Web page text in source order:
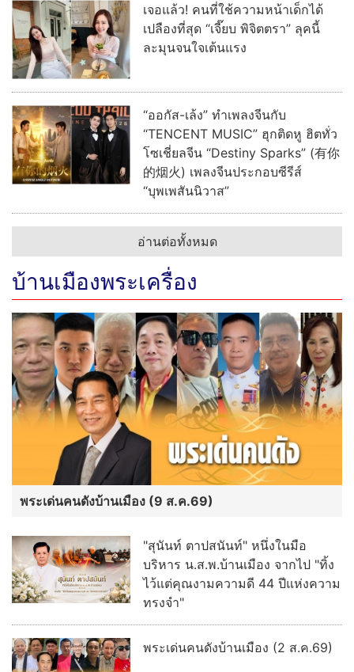
เจอแล้ว! คนที่ใช้ความหน้าเด็กได้
เปลืองที่สุด “เจี๊ยบ พิจิตตรา” ลุคนี้
ละมุนจนใจเต้นแรง
“ออกัส-เล้ง” ทำเพลงจีนกับ
“TENCENT MUSIC” ฮุกติดหู ฮิตทั่ว
โซเชี่ยลจีน “Destiny Sparks” (有你
的烟火) เพลงจีนประกอบซีรีส์
“บุพเพสันนิวาส”
อ่านต่อทั้งหมด
บ้านเมืองพระเครื่อง
พระเด่นคนดังบ้านเมือง (9 ส.ค.69)
"สุนันท์ ตาปสนันท์" หนึ่งในมือ
บริหาร น.ส.พ.บ้านเมือง จากไป "ทิ้ง
ไว้แต่คุณงามความดี 44 ปีแห่งความ
ทรงจำ"
พระเด่นคนดังบ้านเมือง (2 ส.ค.69)